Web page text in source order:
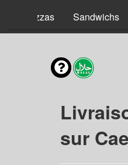
Pizzas Sandwichs
sur